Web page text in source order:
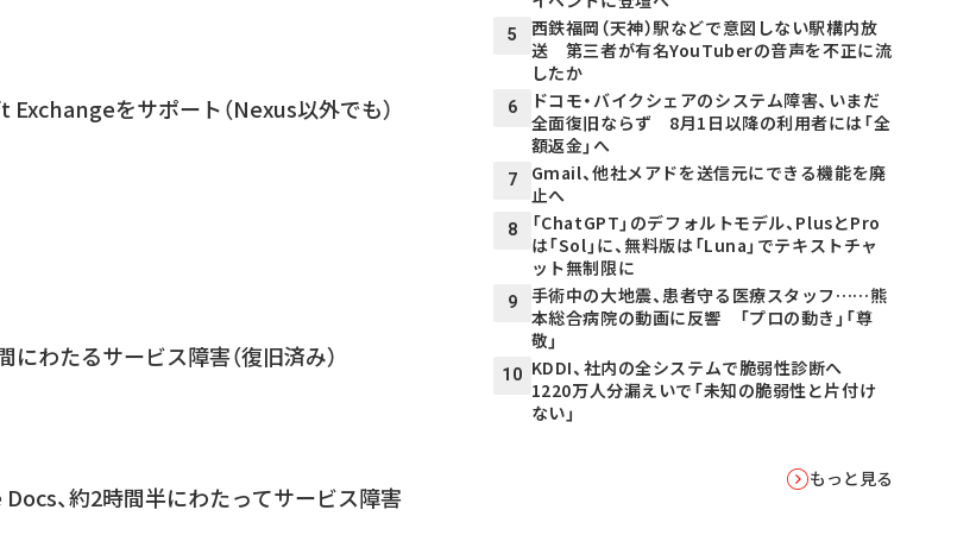
をサポート（Nexus以外でも）
わたるサービス障害（復旧済み）
、約2時間半にわたってサービス障害
5
西鉄福岡（天神）駅などで意図しない駅構内放
送 第三者が有名YouTuberの音声を不正に流
したか
6
ドコモ・バイクシェアのシステム障害、いまだ
全面復旧ならず 8月1日以降の利用者には「全
額返金」へ
7
Gmail、他社メアドを送信元にできる機能を廃
止へ
8
「ChatGPT」のデフォルトモデル、PlusとPro
は「Sol」に、無料版は「Luna」でテキストチャ
ット無制限に
9
手術中の大地震、患者守る医療スタッフ……熊
本総合病院の動画に反響 「プロの動き」「尊
敬」
10 KDDI、社内の全システムで脆弱性診断へ
1220万人分漏えいで「未知の脆弱性と片付け
ない」
もっと見る